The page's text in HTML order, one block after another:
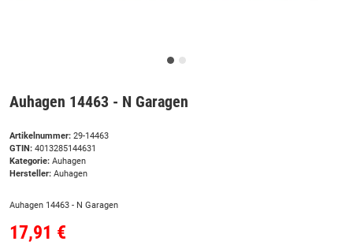
Auhagen 14463 - N Garagen
Artikelnummer: 29-14463
GTIN: 4013285144631
Kategorie: Auhagen
Hersteller: Auhagen
Auhagen 14463 - N Garagen
17,91 €